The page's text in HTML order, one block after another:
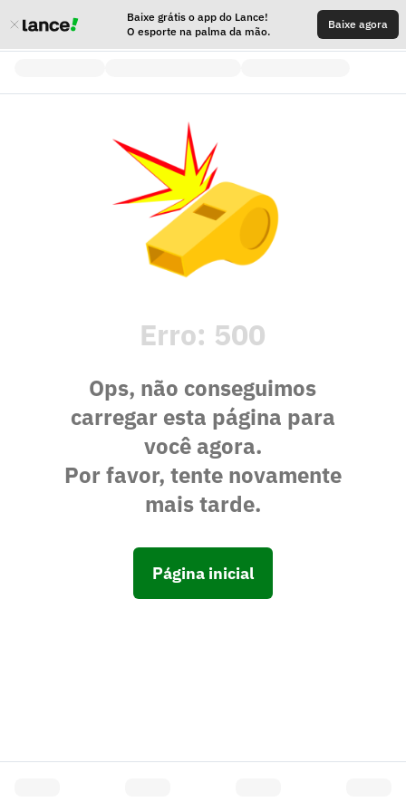
Baixe grátis o app do Lance!
O esporte na palma da mão.
Baixe agora
Erro: 500
Ops, não conseguimos
carregar esta página para
você agora.
Por favor, tente novamente
mais tarde.
Página inicial